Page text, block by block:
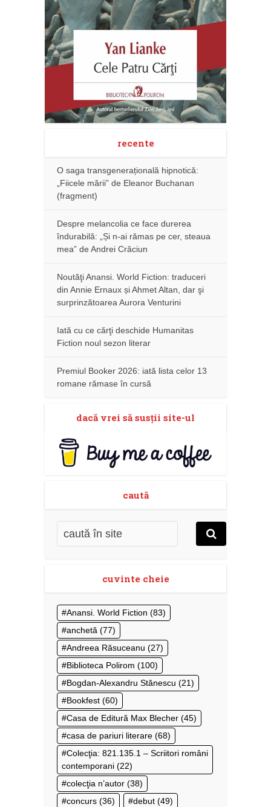
recente
O saga transgenerațională hipnotică:
„Fiicele mării” de Eleanor Buchanan
(fragment)
Despre melancolia ce face durerea
îndurabilă: „Și n-ai rămas pe cer, steaua
mea” de Andrei Crăciun
Noutăţi Anansi. World Fiction: traduceri
din Annie Ernaux și Ahmet Altan, dar şi
surprinzătoarea Aurora Venturini
Iată cu ce cărţi deschide Humanitas
Fiction noul sezon literar
Premiul Booker 2026: iată lista celor 13
romane rămase în cursă
dacă vrei să susţii site-ul
caută
cuvinte cheie
Anansi. World Fiction (83)
anchetă (77)
Andreea Răsuceanu (27)
Biblioteca Polirom (100)
Bogdan-Alexandru Stănescu (21)
Bookfest (60)
Casa de Editură Max Blecher (45)
casa de pariuri literare (68)
Colecţia: 821.135.1 – Scriitori români
contemporani (22)
colecţia n’autor (38)
concurs (36) debut (49)